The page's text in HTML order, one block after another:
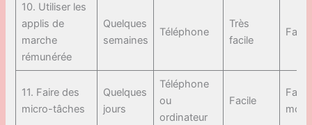
10. Utiliser les
applis de
marche
rémunérée
Quelques
semaines
Téléphone
Très
facile
11. Faire des
micro-tâches
Quelques
jours
Téléphone
ou
ordinateur
Facile